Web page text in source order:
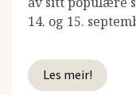
14. og 15.
Les meir!